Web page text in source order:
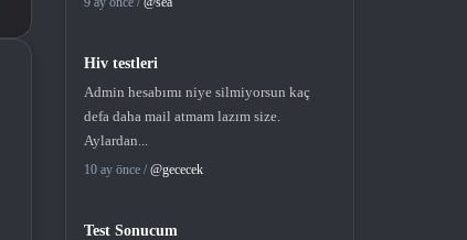
Hiv testleri
Admin hesabımı niye silmiyorsun kaç
defa daha mail atmam lazım size.
Aylardan...
10 ay önce / @gececek
Test Sonucum